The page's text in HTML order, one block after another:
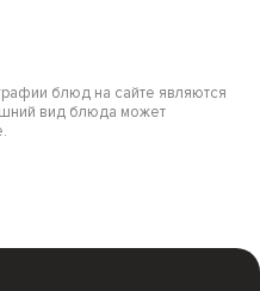
блюд на сайте являются
вид блюда может